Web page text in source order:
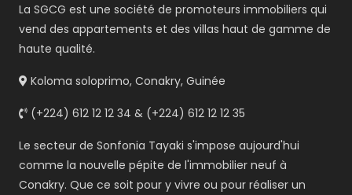
La SGCG est une société de promoteurs immobiliers qui
vend des appartements et des villas haut de gamme de
haute qualité.
Koloma soloprimo, Conakry, Guinée
(+224) 612 12 12 34 & (+224) 612 12 12 35
Le secteur de Sonfonia Tayaki s'impose aujourd'hui
comme la nouvelle pépite de l'immobilier neuf à
Conakry. Que ce soit pour y vivre ou pour réaliser un